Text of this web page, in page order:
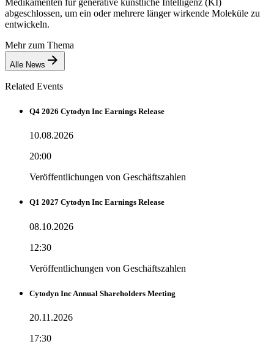
abgeschlossen, um ein oder mehrere länger wirkende Moleküle zu
entwickeln.
Mehr zum Thema
Alle News
Related Events
Q4 2026 Cytodyn Inc Earnings Release
10.08.2026
20:00
Veröffentlichungen von Geschäftszahlen
Q1 2027 Cytodyn Inc Earnings Release
08.10.2026
12:30
Veröffentlichungen von Geschäftszahlen
Cytodyn Inc Annual Shareholders Meeting
20.11.2026
17:30